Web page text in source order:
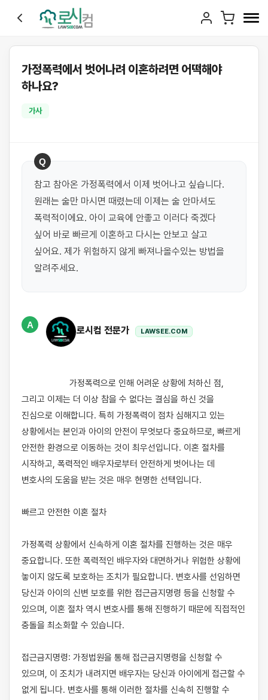
가정폭력에서 벗어나려 이혼하려면 어떡해야
하나요?
가사
Q
참고 참아온 가정폭력에서 이제 벗어나고 싶습니다.
원래는 술만 마시면 때렸는데 이제는 술 안마셔도
폭력적이에요. 아이 교육에 안좋고 이러다 죽겠다
싶어 바로 빠르게 이혼하고 다시는 안보고 살고
싶어요. 제가 위험하지 않게 빠져나올수있는 방법을
알려주세요.
A
로시컴 전문가 LAWSEE.COM
그리고 이제는 더 이상 참을 수 없다는 결심을 하신 것을
진심으로 이해합니다. 특히 가정폭력이 점차 심해지고 있는
상황에서는 본인과 아이의 안전이 무엇보다 중요하므로, 빠르게
안전한 환경으로 이동하는 것이 최우선입니다. 이혼 절차를
시작하고, 폭력적인 배우자로부터 안전하게 벗어나는 데
변호사의 도움을 받는 것은 매우 현명한 선택입니다.
빠르고 안전한 이혼 절차
가정폭력 상황에서 신속하게 이혼 절차를 진행하는 것은 매우
중요합니다. 또한 폭력적인 배우자와 대면하거나 위험한 상황에
놓이지 않도록 보호하는 조치가 필요합니다. 변호사를 선임하면
당신과 아이의 신변 보호를 위한 접근금지명령 등을 신청할 수
있으며, 이혼 절차 역시 변호사를 통해 진행하기 때문에 직접적인
충돌을 최소화할 수 있습니다.
접근금지명령: 가정법원을 통해 접근금지명령을 신청할 수
있으며, 이 조치가 내려지면 배우자는 당신과 아이에게 접근할 수
없게 됩니다. 변호사를 통해 이러한 절차를 신속히 진행할 수